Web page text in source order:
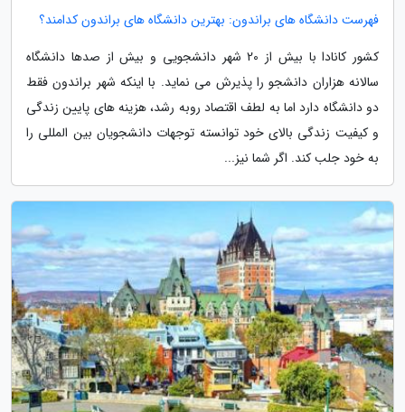
فهرست دانشگاه های براندون: بهترین دانشگاه های براندون کدامند؟
کشور کانادا با بیش از 20 شهر دانشجویی و بیش از صدها دانشگاه
سالانه هزاران دانشجو را پذیرش می نماید. با اینکه شهر براندون فقط
دو دانشگاه دارد اما به لطف اقتصاد روبه رشد، هزینه های پایین زندگی
و کیفیت زندگی بالای خود توانسته توجهات دانشجویان بین المللی را
به خود جلب کند. اگر شما نیز...